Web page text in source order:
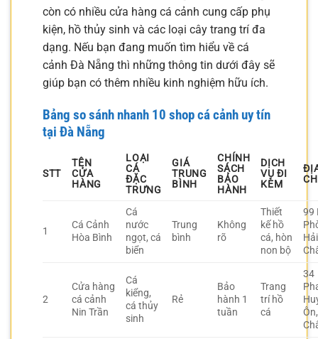
còn có nhiều cửa hàng cá cảnh cung cấp phụ
kiện, hồ thủy sinh và các loại cây trang trí đa
dạng. Nếu bạn đang muốn tìm hiểu về cá
cảnh Đà Nẵng thì những thông tin dưới đây sẽ
giúp bạn có thêm nhiều kinh nghiệm hữu ích.
Bảng so sánh nhanh 10 shop cá cảnh uy tín
tại Đà Nẵng
STT
TÊN
CỬA
HÀNG
LOẠI
CÁ
ĐẶC
TRƯNG
GIÁ
TRUNG
BÌNH
CHÍNH
SÁCH
BẢO
HÀNH
DỊCH
VỤ ĐI
KÈM
1
Cá Cảnh
Hòa Bình
Cá
nước
ngọt, cá
biển
Trung
bình
Không
rõ
Thiết
kế hồ
cá, hòn
non bộ
99
Hải
2
Cửa hàng
cá cảnh
Nin Trần
Cá
kiểng,
cá thủy
sinh
Rẻ
Bảo
hành 1
tuần
Trang
trí hồ
cá
34